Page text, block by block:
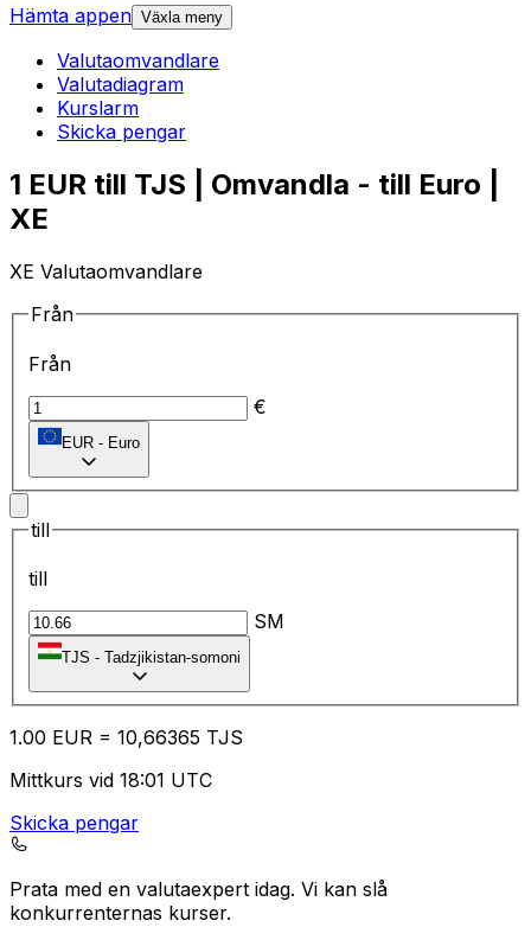
Hämta appen Växla meny
Valutaomvandlare
Valutadiagram
Kurslarm
Skicka pengar
1 EUR till TJS | Omvandla - till Euro |
XE
XE Valutaomvandlare
Från
Från
€
EUR - Euro
till
till
SM
TJS - Tadzjikistan-somoni
1.00 EUR = 10,66365 TJS
Mittkurs vid 18:01 UTC
Skicka pengar
Prata med en valutaexpert idag. Vi kan slå
konkurrenternas kurser.